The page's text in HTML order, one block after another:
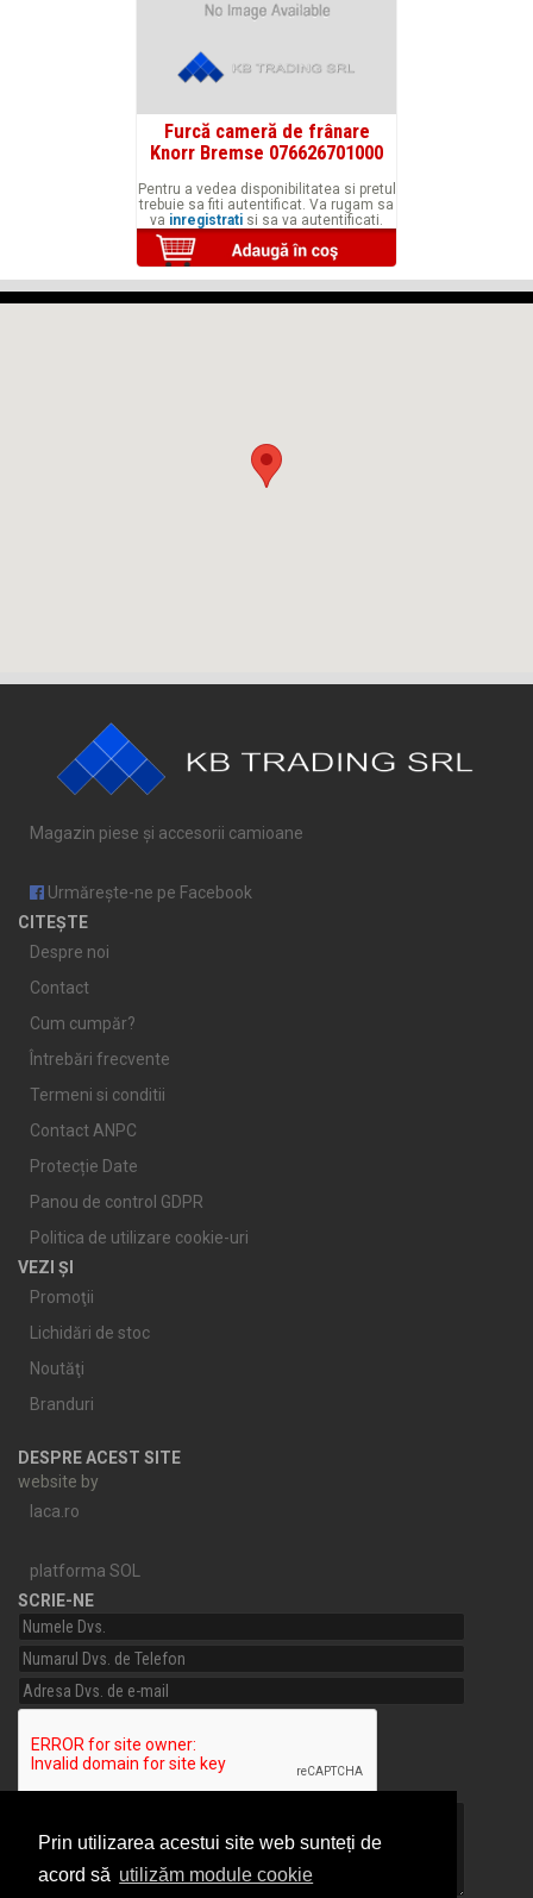
Prin utilizarea acestui site web sunteți de
acord să utilizăm module cookie
Furcă cameră de frânare
Knorr Bremse 076626701000
Pentru a vedea disponibilitatea si pretul
trebuie sa fiti autentificat. Va rugam sa
va inregistrati si sa va autentificati.
Magazin piese și accesorii camioane
Urmărește-ne pe Facebook
CITEȘTE
Despre noi
Contact
Cum cumpăr?
Întrebări frecvente
Termeni si conditii
Contact ANPC
Protecție Date
Panou de control GDPR
Politica de utilizare cookie-uri
VEZI ȘI
Promoţii
Lichidări de stoc
Noutăţi
Branduri
DESPRE ACEST SITE
website by
laca.ro
platforma SOL
SCRIE-NE